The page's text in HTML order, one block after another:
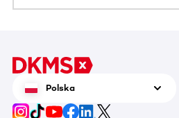
Polska